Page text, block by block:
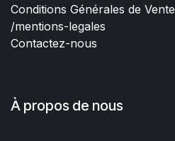
Conditions Générales de Vente
/mentions-legales
Contactez-nous
À propos de nous